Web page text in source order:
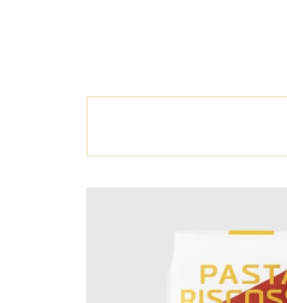
هو:
190 EGP.